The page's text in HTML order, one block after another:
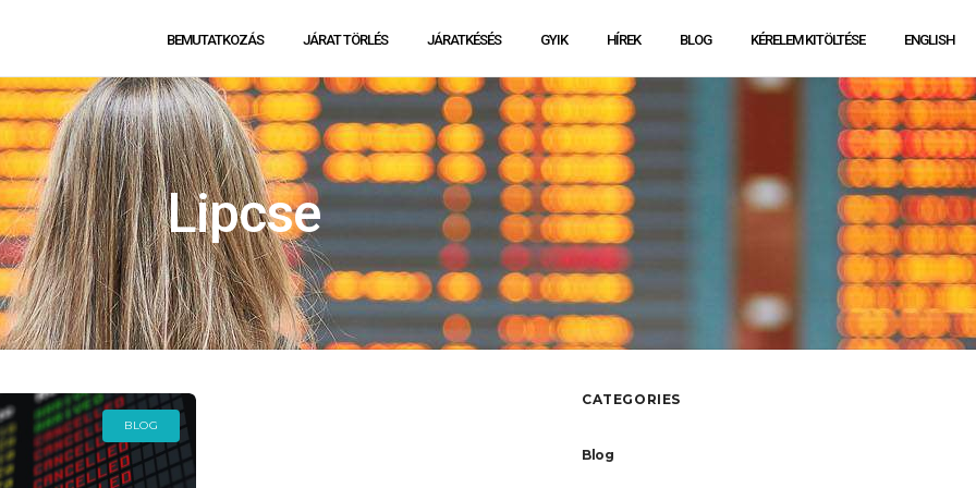
BEMUTATKOZÁS JÁRAT TÖRLÉS JÁRATKÉSÉS GYIK HÍREK BLOG KÉRELEM KITÖLTÉSE ENGLISH
Lipcse
BLOG
CATEGORIES
Blog